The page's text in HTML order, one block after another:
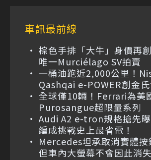
車訊最前線
棕色手排「大牛」身價再
唯一Murciélago SV拍賣
一桶油跑近2,000公里！
Qashqai e-POWER創金
全球僅10輛！Ferrari為美
Purosangue超限量系列
Audi A2 e-tron規格搶先
編成挑戰史上最省電！
Mercedes坦承取消實體
但車內大螢幕不會因此消失